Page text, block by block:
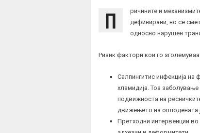
П ричините и
дефинирани, но се
односно нарушен
Ризик фактори кои го
Салпингитис инфекција на
хламидија. Тоа
подвижноста на
движењето на оплодената
Претходни интервенции во